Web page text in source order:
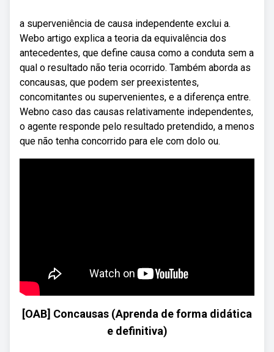
a superveniência de causa independente exclui a.
Webo artigo explica a teoria da equivalência dos
antecedentes, que define causa como a conduta sem a
qual o resultado não teria ocorrido. Também aborda as
concausas, que podem ser preexistentes,
concomitantes ou supervenientes, e a diferença entre.
Webno caso das causas relativamente independentes,
o agente responde pelo resultado pretendido, a menos
que não tenha concorrido para ele com dolo ou.
[OAB] Concausas (Aprenda de forma didática
e definitiva)